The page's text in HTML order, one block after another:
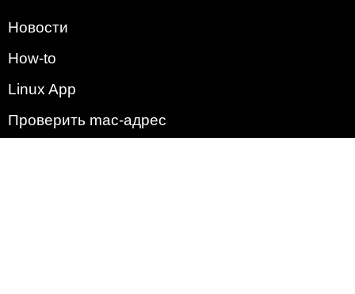
Новости
How-to
Linux App
Проверить mac-адрес